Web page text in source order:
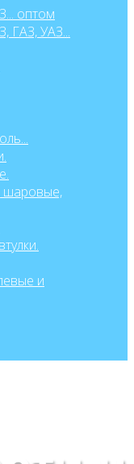
оптом
ГАЗ, УАЗ...
шаровые,
и